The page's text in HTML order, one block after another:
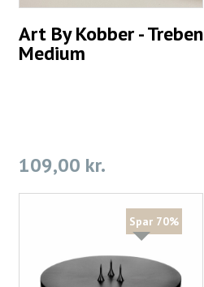
Art By Kobber - Treben
Medium
109,00 kr.
Spar 70%